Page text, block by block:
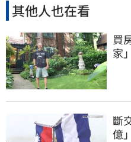
其他人也在看
買
家
斷
億